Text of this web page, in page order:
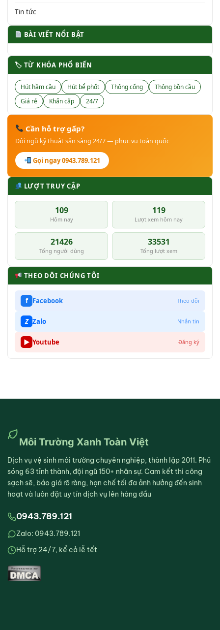
Tin tức
BÀI VIẾT NỔI BẬT
🏷 TỪ KHÓA PHỔ BIẾN
Hút hầm cầu Hút bể phốt Thông cống
Thông bồn cầu
Giá rẻ
Khẩn cấp 24/7
Cần hỗ trợ gấp?
Đội ngũ kỹ thuật sẵn sàng 24/7 — phục vụ toàn quốc
Gọi ngay 0943.789.121
LƯỢT TRUY CẬP
109
Hôm nay
119
Lượt xem hôm nay
21426
Tổng người dùng
33531
Tổng lượt xem
THEO DÕI CHÚNG TÔI
f Facebook Theo dõi
Z Zalo Nhắn tin
▶ Youtube Đăng ký
Môi Trường Xanh Toàn Việt
Dịch vụ vệ sinh môi trường chuyên nghiệp, thành lập 2011. Phủ
sóng 63 tỉnh thành, đội ngũ 150+ nhân sự. Cam kết thi công
sạch sẽ, báo giá rõ ràng, hạn chế tối đa ảnh hưởng đến sinh
hoạt và luôn đặt uy tín dịch vụ lên hàng đầu
0943.789.121
Zalo: 0943.789.121
Hỗ trợ 24/7, kể cả lễ tết